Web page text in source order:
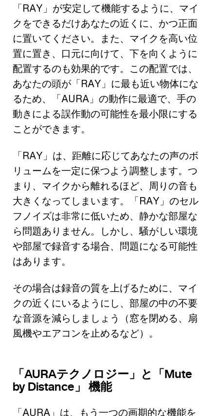
「RAY」が安定して機能するように、マイ
クをできるだけあなたの近くに、かつ正面
に置いてください。また、マイクを高い位
置に置き、口元に向けて、下を向くように
配置するのも効果的です。この配置では、
あなたの頭が「RAY」に最も近い物体にな
るため、「AURA」の動作に最適で、手の
動きによる誤作動の可能性を最小限にする
ことができます。
「RAY」は、距離に応じてあなたの声のボ
リュームを一定に保つよう調整します。つ
まり、マイクから離れるほど、周りの音も
大きくなってしまいます。「RAY」のセル
フノイズは非常に低いため、静かな部屋な
ら問題ありません。しかし、騒がしい環境
や部屋で録音する場合、問題になる可能性
はあります。
その場合は録音の質を上げるために、マイ
クの近くにいるようにし、部屋の中の不要
な音源を減らしましょう（窓を閉める、扇
風機やエアコンを止めるなど）。
「AURAテクノロジー」と「Mute
by Distance」 機能
「AURA」は、もう一つの画期的な機能を